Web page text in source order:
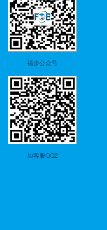
福步公众号
加客服QQ2